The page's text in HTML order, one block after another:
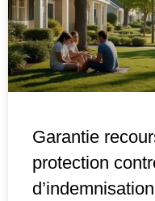
Garantie
protection
d’indemnisation